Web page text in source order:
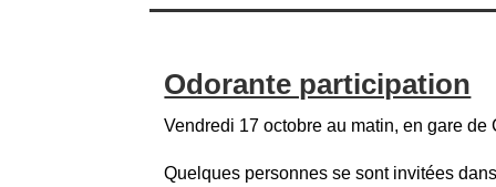
Odorante participation
Vendredi 17 octobre au matin, en gare de
Quelques personnes se sont invitées